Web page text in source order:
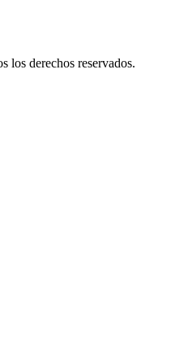
los derechos reservados.